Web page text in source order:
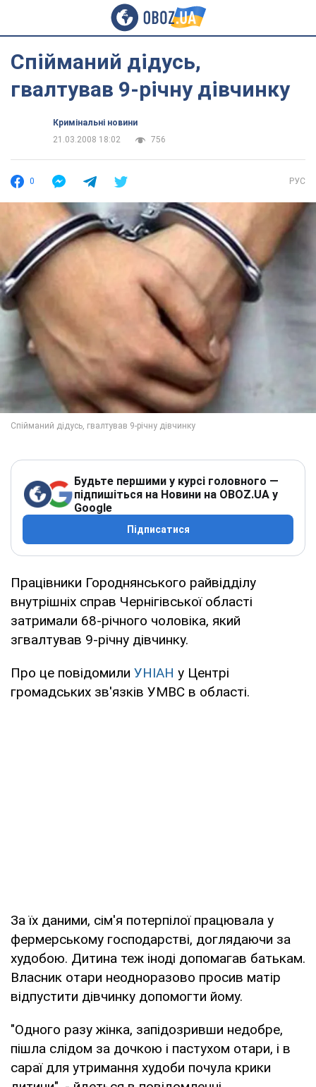
Спійманий дідусь,
гвалтував 9-річну дівчинку
Кримінальні новини
21.03.2008 18:02
756
0 РУС
Будьте першими у курсі головного —
підпишіться на Новини на OBOZ.UA у
Google
Підписатися
Працівники Городнянського райвідділу
внутрішніх справ Чернігівської області
затримали 68-річного чоловіка, який
згвалтував 9-річну дівчинку.
Про це повідомили УНІАН у Центрі
громадських зв'язків УМВС в області.
За їх даними, сім'я потерпілої працювала у
фермерському господарстві, доглядаючи за
худобою. Дитина теж іноді допомагав батькам.
Власник отари неодноразово просив матір
відпустити дівчинку допомогти йому.
"Одного разу жінка, запідозривши недобре,
пішла слідом за дочкою і пастухом отари, і в
сараї для утримання худоби почула крики